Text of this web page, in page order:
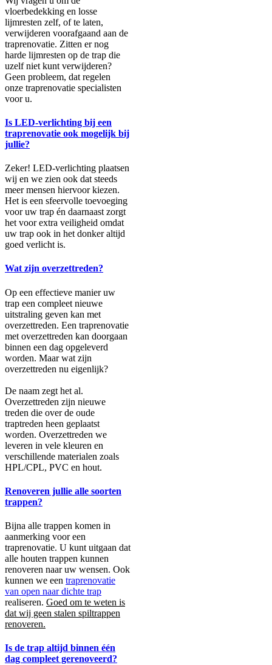
vloerbedekking en losse
lijmresten zelf, of te laten,
verwijderen voorafgaand aan de
traprenovatie. Zitten er nog
harde lijmresten op de trap die
uzelf niet kunt verwijderen?
Geen probleem, dat regelen
onze traprenovatie specialisten
voor u.
Is LED-verlichting bij een
traprenovatie ook mogelijk bij
jullie?
Zeker! LED-verlichting plaatsen
wij en we zien ook dat steeds
meer mensen hiervoor kiezen.
Het is een sfeervolle toevoeging
voor uw trap én daarnaast zorgt
het voor extra veiligheid omdat
uw trap ook in het donker altijd
goed verlicht is.
Wat zijn overzettreden?
Op een effectieve manier uw
trap een compleet nieuwe
uitstraling geven kan met
overzettreden. Een traprenovatie
met overzettreden kan doorgaan
binnen een dag opgeleverd
worden. Maar wat zijn
overzettreden nu eigenlijk?
De naam zegt het al.
Overzettreden zijn nieuwe
treden die over de oude
traptreden heen geplaatst
worden. Overzettreden we
leveren in vele kleuren en
verschillende materialen zoals
HPL/CPL, PVC en hout.
Renoveren jullie alle soorten
trappen?
Bijna alle trappen komen in
aanmerking voor een
traprenovatie. U kunt uitgaan dat
alle houten trappen kunnen
renoveren naar uw wensen. Ook
kunnen we een traprenovatie
van open naar dichte trap
realiseren. Goed om te weten is
dat wij geen stalen spiltrappen
renoveren.
Is de trap altijd binnen één
dag compleet gerenoveerd?